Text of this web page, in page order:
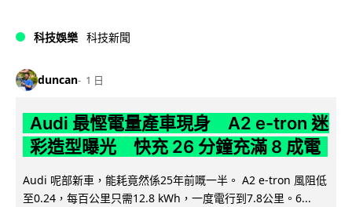
科技娛樂 科技新聞
duncan 1 日
Audi 最慳電量產車現身 A2 e-tron 迷
彩造型曝光 快充 26 分鐘充滿 8 成電
Audi 呢部新車，能耗竟然係25年前嘅一半。 A2 e-tron 風阻低
至0.24，每百公里只需12.8 kWh，一度電行到7.8公里。6...